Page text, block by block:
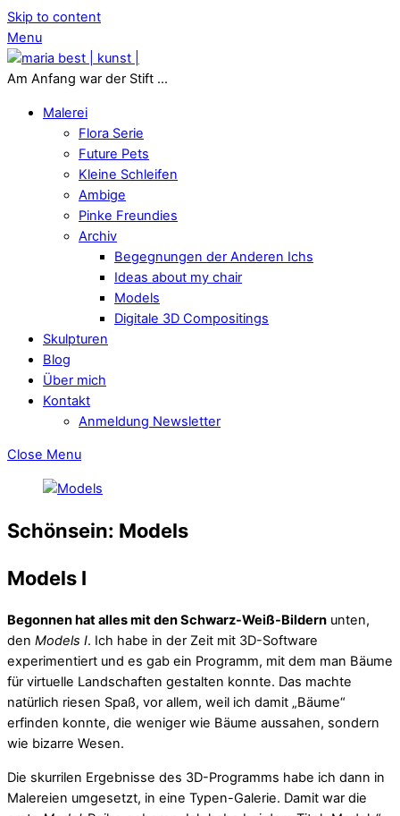
Skip to content
Menu
Am Anfang war der Stift ...
Malerei
Flora Serie
Future Pets
Kleine Schleifen
Ambige
Pinke Freundies
Archiv
Begegnungen der Anderen Ichs
Ideas about my chair
Models
Digitale 3D Compositings
Skulpturen
Blog
Über mich
Kontakt
Anmeldung Newsletter
Close Menu
Schönsein: Models
Models I
Begonnen hat alles mit den Schwarz-Weiß-Bildern unten,
den Models I. Ich habe in der Zeit mit 3D-Software
experimentiert und es gab ein Programm, mit dem man Bäume
für virtuelle Landschaften gestalten konnte. Das machte
natürlich riesen Spaß, vor allem, weil ich damit „Bäume“
erfinden konnte, die weniger wie Bäume aussahen, sondern
wie bizarre Wesen.
Die skurrilen Ergebnisse des 3D-Programms habe ich dann in
Malereien umgesetzt, in eine Typen-Galerie. Damit war die